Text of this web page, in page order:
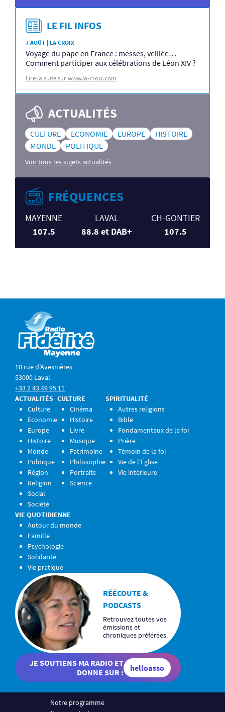
LE FIL INFOS
7 AOÛT | LA CROIX
Voyage du pape en France : messes, veillée…
Comment participer aux célébrations de Léon XIV ?
Lire la suite sur www.la-croix.com
ACTUALITÉS
CULTURE ECONOMIE EUROPE
HISTOIRE
MONDE
POLITIQUE
Voir tous les sujets actualités
FRÉQUENCES
MAYENNE
107.5
LAVAL
88.8 et DAB+
CH-GONTIER
107.5
10 rue d’Avesnières
53000 Laval
+33 2 43 49 95 11
ACTUALITÉS
Culture
Economie
Europe
Histoire
Monde
Politique
Région
Religion
Social
Société
CULTURE
Cinéma
Histoire
Livre
Musique
Patrimoine
Philosophie
Portraits
Science
SPIRITUALITÉ
Autres religions
Bible
Fondamentaux de la foi
Prière
Témoin de la foi
Vie de l’Église
Vie intérieure
VIE QUOTIDIENNE
Autour du monde
Famille
Psychologie
Solidarité
Vie pratique
RÉÉCOUTE &
PODCASTS
Retrouvez toutes vos
émissions et
chroniques préférées.
JE SOUTIENS MA RADIO ET
DONNE SUR :
helloasso
Notre programme